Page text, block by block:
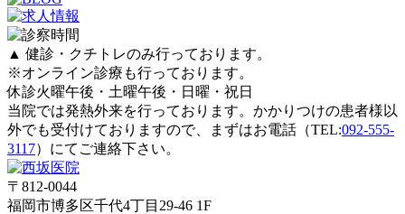
▲ 健診・クチトレのみ行っております。
※オンライン診療も行っております。
休診火曜午後・土曜午後・日曜・祝日
当院では発熱外来を行っております。かかりつけの患者様以
外でも受付けておりますので、まずはお電話（TEL:092-555-
3117）にてご連絡下さい。
〒812-0044
福岡市博多区千代4丁目29-46 1F